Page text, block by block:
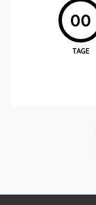
00
TAGE